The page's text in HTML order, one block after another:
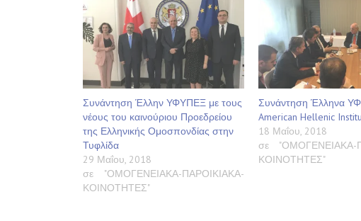
Συνάντηση Έλλην ΥΦΥΠΕΞ με τους
νέους του καινούριου Προεδρείου
της Ελληνικής Ομοσπονδίας στην
Τυφλίδα
29 Μαΐου, 2018
σε "ΟΜΟΓΕΝΕΙΑΚΑ-ΠΑΡΟΙΚΙΑΚΑ-
ΚΟΙΝΟΤΗΤΕΣ"
Συνάντηση Έλληνα
American Hellenic
18 Μαΐου, 2018
σε "ΟΜΟΓΕΝΕΙΑΚΑ-
ΚΟΙΝΟΤΗΤΕΣ"